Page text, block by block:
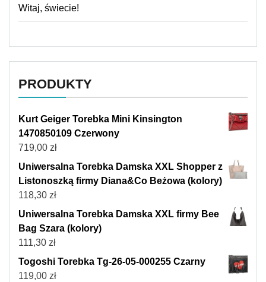
Witaj, świecie!
PRODUKTY
Kurt Geiger Torebka Mini Kinsington
1470850109 Czerwony
719,00 zł
Uniwersalna Torebka Damska XXL Shopper z
Listonoszką firmy Diana&Co Beżowa (kolory)
118,30 zł
Uniwersalna Torebka Damska XXL firmy Bee
Bag Szara (kolory)
111,30 zł
Togoshi Torebka Tg-26-05-000255 Czarny
119,00 zł